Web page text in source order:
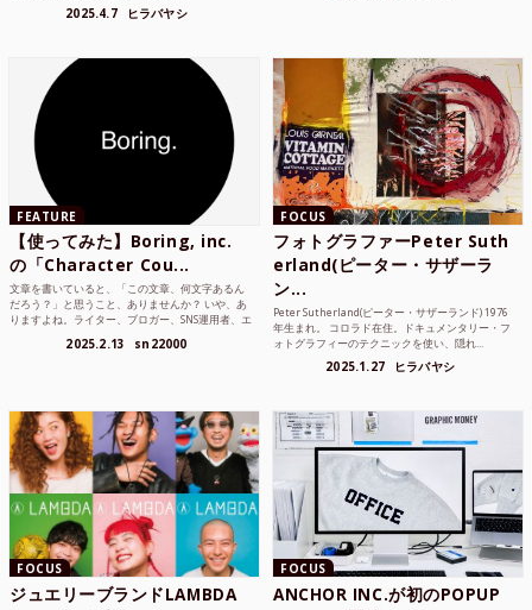
2025.4.7 ヒラバヤシ
FEATURE
【使ってみた】Boring, inc.
の「Character Cou...
文章を書いていると、「この文章、何文字あるん
だろう？」と思うこと、ありませんか？ いや、あ
りますよね。ライター、ブロガー、SNS運用者、エ
2025.2.13 sn22000
FOCUS
フォトグラファーPeter Suth
erland(ピーター・サザーラ
ン...
Peter Sutherland(ピーター・サザーランド) 1976
年生まれ。 コロラド在住。ドキュメンタリー・フ
ォトグラフィーのテクニックを使い、隠れ...
2025.1.27 ヒラバヤシ
FOCUS
ジュエリーブランドLAMBDA
FOCUS
ANCHOR INC.が初のPOPUP